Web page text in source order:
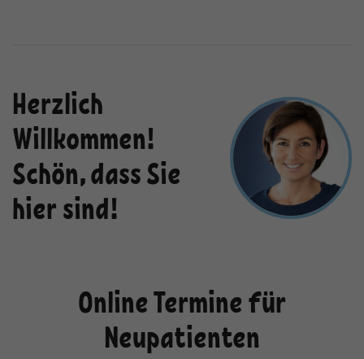
Herzlich
Willkommen!
Schön, dass Sie
hier sind!
Online Termine für
Neupatienten